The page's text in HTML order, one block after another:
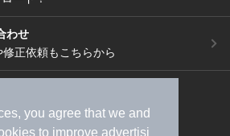
you agree that we and
to improve advertisi
わせ
正依頼もこちらから
資料請求）
広告出稿のご案内